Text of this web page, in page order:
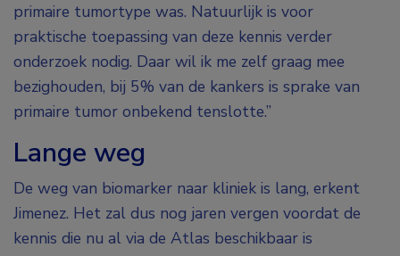
primaire tumortype was. Natuurlijk is voor
praktische toepassing van deze kennis verder
onderzoek nodig. Daar wil ik me zelf graag mee
bezighouden, bij 5% van de kankers is sprake van
primaire tumor onbekend tenslotte.”
Lange weg
De weg van biomarker naar kliniek is lang, erkent
Jimenez. Het zal dus nog jaren vergen voordat de
kennis die nu al via de Atlas beschikbaar is